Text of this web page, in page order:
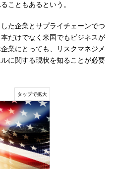
こともあるという。
た企業とサプライチェーンでつ
だけでなく米国でもビジネスが
業にとっても、リスクマネジメ
に関する現状を知ることが必要